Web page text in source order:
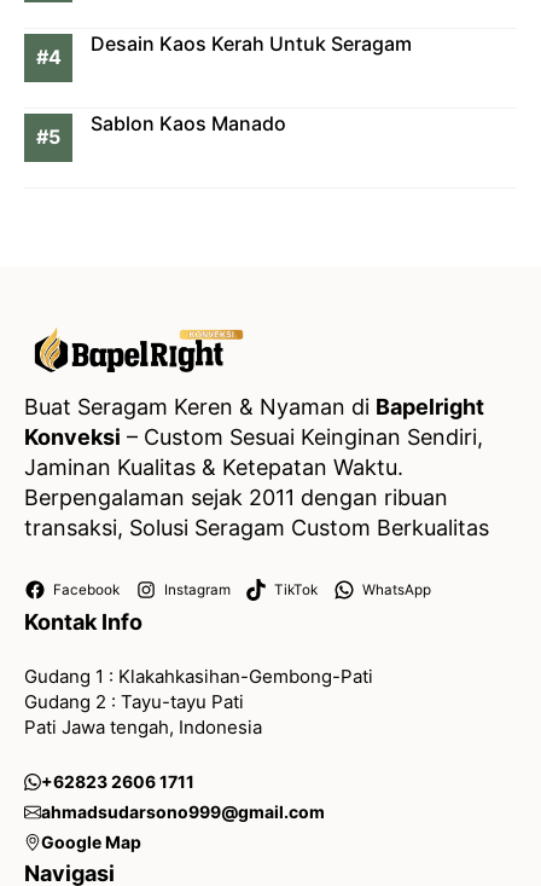
Desain Kaos Kerah Untuk Seragam
Sablon Kaos Manado
Buat Seragam Keren & Nyaman di Bapelright
Konveksi – Custom Sesuai Keinginan Sendiri,
Jaminan Kualitas & Ketepatan Waktu.
Berpengalaman sejak 2011 dengan ribuan
transaksi, Solusi Seragam Custom Berkualitas
Facebook Instagram TikTok WhatsApp
Kontak Info
Gudang 1 : Klakahkasihan-Gembong-Pati
Gudang 2 : Tayu-tayu Pati
Pati Jawa tengah, Indonesia
+62823 2606 1711
ahmadsudarsono999@gmail.com
Google Map
Navigasi